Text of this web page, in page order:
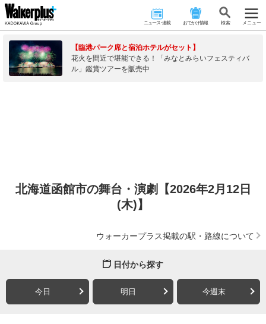
ニュース･連載 おでかけ情報 検 索 メニュー
【臨港パーク席と宿泊ホテルがセット】
花火を間近で堪能できる！「みなとみらいフェスティバ
ル」鑑賞ツアーを販売中
北海道函館市の舞台・演劇【2026年2月12日
(木)】
ウォーカープラス掲載の駅・路線について
日付から探す
今日 明日 今週末